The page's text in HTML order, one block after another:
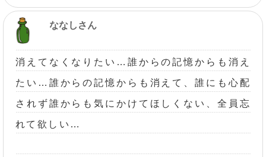
ななしさん
消えてなくなりたい…誰からの記憶からも消え
たい…誰からの記憶からも消えて、誰にも心配
されず誰からも気にかけてほしくない、全員忘
れて欲しい…